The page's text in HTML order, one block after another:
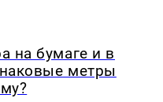
на бумаге и в
метры